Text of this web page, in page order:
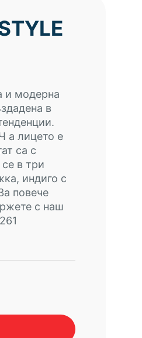
и модерна
в
а лицето е
са с
в три
индиго с
повече
с наш